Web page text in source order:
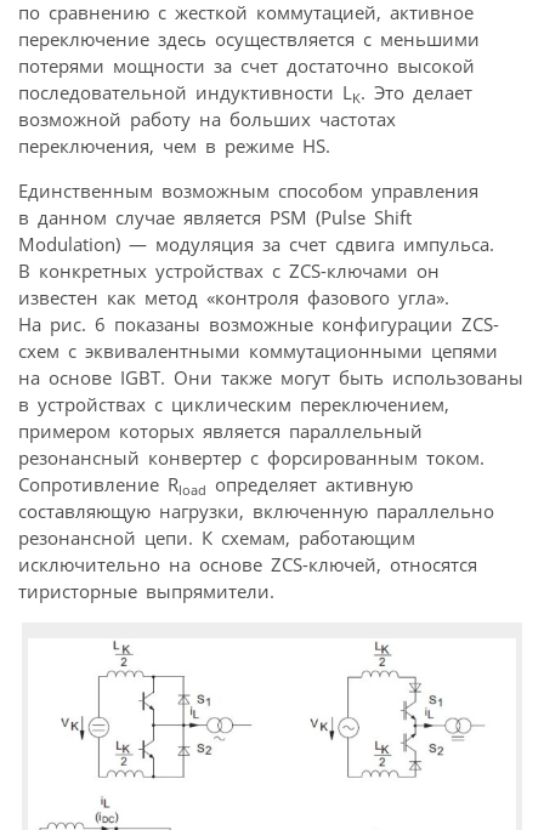
по сравнению с жесткой коммутацией, активное
переключение здесь осуществляется с меньшими
потерями мощности за счет достаточно высокой
последовательной индуктивности LK. Это делает
возможной работу на больших частотах
переключения, чем в режиме HS.
Единственным возможным способом управления
в данном случае является PSM (Pulse Shift
Modulation) — модуляция за счет сдвига импульса.
В конкретных устройствах с ZCS-ключами он
известен как метод «контроля фазового угла».
На рис. 6 показаны возможные конфигурации ZCS-
схем с эквивалентными коммутационными цепями
на основе IGBT. Они также могут быть использованы
в устройствах с циклическим переключением,
примером которых является параллельный
резонансный конвертер с форсированным током.
Сопротивление Rload определяет активную
составляющую нагрузки, включенную параллельно
резонансной цепи. К схемам, работающим
исключительно на основе ZCS-ключей, относятся
тиристорные выпрямители.